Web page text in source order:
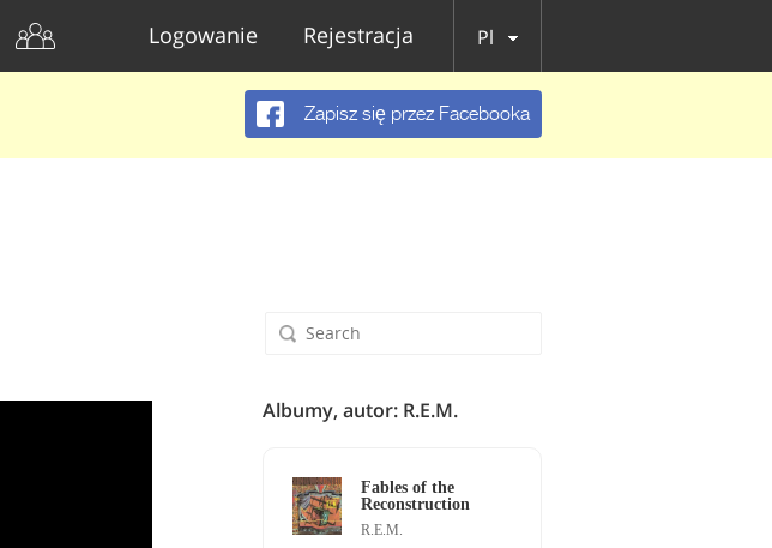
Logowanie Rejestracja Pl
Zapisz się przez Facebooka
Albumy, autor: R.E.M.
Fables of the
Reconstruction
R.E.M.